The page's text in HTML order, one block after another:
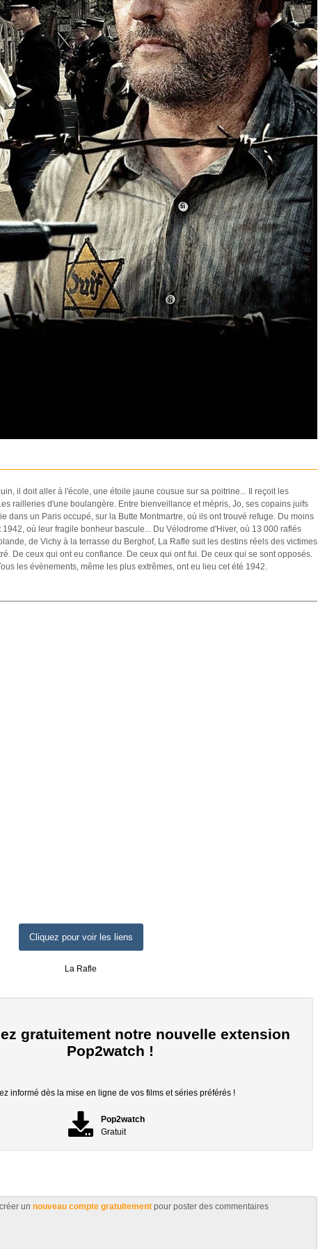
il doit aller à l'école, une étoile jaune cousue sur sa poitrine... Il reçoit les
railleries d'une boulangère. Entre bienveillance et mépris, Jo, ses copains juifs
dans un Paris occupé, sur la Butte Montmartre, où ils ont trouvé refuge. Du moins
où leur fragile bonheur bascule... Du Vélodrome d'Hiver, où 13 000 raflés
de Vichy à la terrasse du Berghof, La Rafle suit les destins réels des victimes
De ceux qui ont eu confiance. De ceux qui ont fui. De ceux qui se sont opposés.
les évènements, même les plus extrêmes, ont eu lieu cet été 1942.
Cliquez pour voir les liens
La Rafle
gratuitement notre nouvelle extension
Pop2watch !
informé dès la mise en ligne de vos films et séries préférés !
Pop2watch
Gratuit
un nouveau compte gratuitement pour poster des commentaires